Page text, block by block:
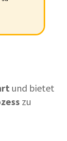
und bietet
zu